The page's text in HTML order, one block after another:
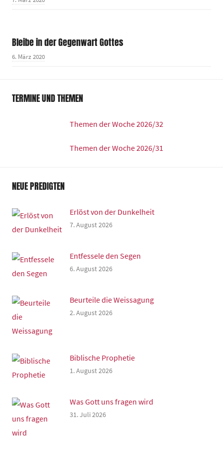
Bleibe in der Gegenwart Gottes
6. März 2020
TERMINE UND THEMEN
Themen der Woche 2026/32
Themen der Woche 2026/31
NEUE PREDIGTEN
Erlöst von der Dunkelheit
7. August 2026
Entfessele den Segen
6. August 2026
Beurteile die Weissagung
2. August 2026
Biblische Prophetie
1. August 2026
Was Gott uns fragen wird
31. Juli 2026